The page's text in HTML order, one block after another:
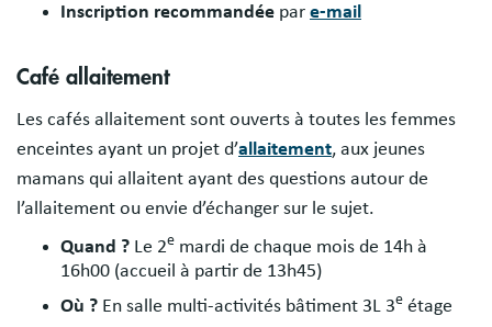
Inscription recommandée par e-mail
Café allaitement
Les cafés allaitement sont ouverts à toutes les femmes
enceintes ayant un projet d’allaitement, aux jeunes
mamans qui allaitent ayant des questions autour de
l’allaitement ou envie d’échanger sur le sujet.
Quand ? Le 2e mardi de chaque mois de 14h à
16h00 (accueil à partir de 13h45)
Où ? En salle multi-activités bâtiment 3L 3e étage